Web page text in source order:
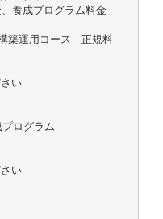
養成プログラム料金
築運用コース 正規料
い
ログラム
い